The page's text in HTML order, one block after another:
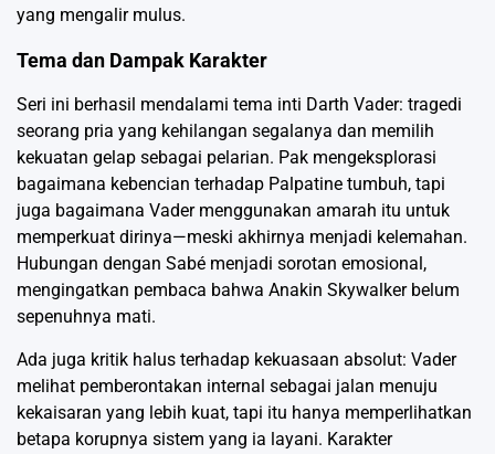
yang mengalir mulus.
Tema dan Dampak Karakter
Seri ini berhasil mendalami tema inti Darth Vader: tragedi
seorang pria yang kehilangan segalanya dan memilih
kekuatan gelap sebagai pelarian. Pak mengeksplorasi
bagaimana kebencian terhadap Palpatine tumbuh, tapi
juga bagaimana Vader menggunakan amarah itu untuk
memperkuat dirinya—meski akhirnya menjadi kelemahan.
Hubungan dengan Sabé menjadi sorotan emosional,
mengingatkan pembaca bahwa Anakin Skywalker belum
sepenuhnya mati.
Ada juga kritik halus terhadap kekuasaan absolut: Vader
melihat pemberontakan internal sebagai jalan menuju
kekaisaran yang lebih kuat, tapi itu hanya memperlihatkan
betapa korupnya sistem yang ia layani. Karakter